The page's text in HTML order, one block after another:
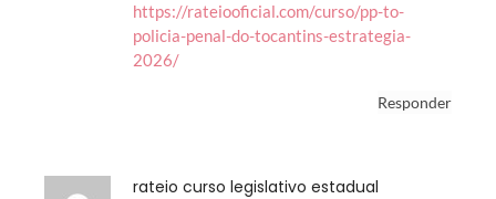
https://rateiooficial.com/curso/pp-to-
policia-penal-do-tocantins-estrategia-
2026/
Responder
rateio curso legislativo estadual